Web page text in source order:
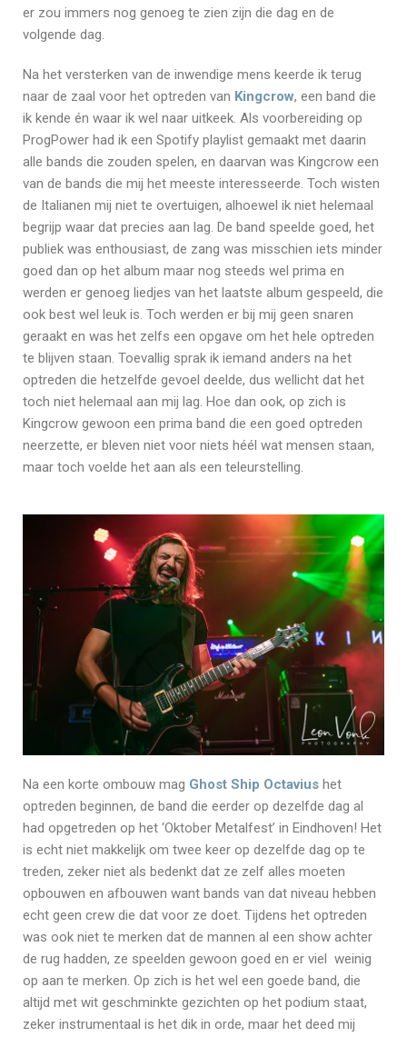
er zou immers nog genoeg te zien zijn die dag en de
volgende dag.
Na het versterken van de inwendige mens keerde ik terug
naar de zaal voor het optreden van Kingcrow, een band die
ik kende én waar ik wel naar uitkeek. Als voorbereiding op
ProgPower had ik een Spotify playlist gemaakt met daarin
alle bands die zouden spelen, en daarvan was Kingcrow een
van de bands die mij het meeste interesseerde. Toch wisten
de Italianen mij niet te overtuigen, alhoewel ik niet helemaal
begrijp waar dat precies aan lag. De band speelde goed, het
publiek was enthousiast, de zang was misschien iets minder
goed dan op het album maar nog steeds wel prima en
werden er genoeg liedjes van het laatste album gespeeld, die
ook best wel leuk is. Toch werden er bij mij geen snaren
geraakt en was het zelfs een opgave om het hele optreden
te blijven staan. Toevallig sprak ik iemand anders na het
optreden die hetzelfde gevoel deelde, dus wellicht dat het
toch niet helemaal aan mij lag. Hoe dan ook, op zich is
Kingcrow gewoon een prima band die een goed optreden
neerzette, er bleven niet voor niets héél wat mensen staan,
maar toch voelde het aan als een teleurstelling.
Na een korte ombouw mag Ghost Ship Octavius het
optreden beginnen, de band die eerder op dezelfde dag al
had opgetreden op het ‘Oktober Metalfest’ in Eindhoven! Het
is echt niet makkelijk om twee keer op dezelfde dag op te
treden, zeker niet als bedenkt dat ze zelf alles moeten
opbouwen en afbouwen want bands van dat niveau hebben
echt geen crew die dat voor ze doet. Tijdens het optreden
was ook niet te merken dat de mannen al een show achter
de rug hadden, ze speelden gewoon goed en er viel weinig
op aan te merken. Op zich is het wel een goede band, die
altijd met wit geschminkte gezichten op het podium staat,
zeker instrumentaal is het dik in orde, maar het deed mij